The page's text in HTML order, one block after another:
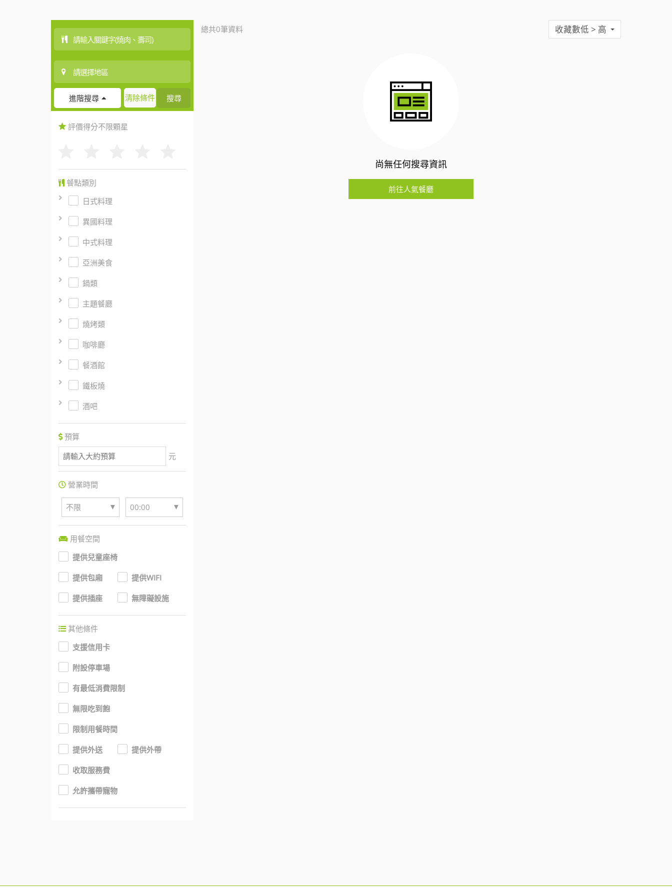
進階搜尋 清除條件 搜尋
評價得分不限顆星
餐點類別
日式料理
異國料理
中式料理
亞洲美食
鍋類
主題餐廳
燒烤類
咖啡廳
餐酒館
鐵板燒
酒吧
預算
元
營業時間
不限 ▼ 00:00 ▼
用餐空間
提供兒童座椅
提供包廂 提供WIFI
提供插座 無障礙設施
其他條件
支援信用卡
附設停車場
有最低消費限制
無限吃到飽
限制用餐時間
提供外送 提供外帶
收取服務費
允許攜帶寵物
總共0筆資料 收藏數低 > 高
尚無任何搜尋資訊
前往人氣餐廳